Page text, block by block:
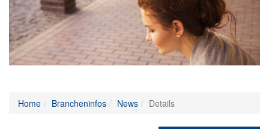
Home Brancheninfos News Details